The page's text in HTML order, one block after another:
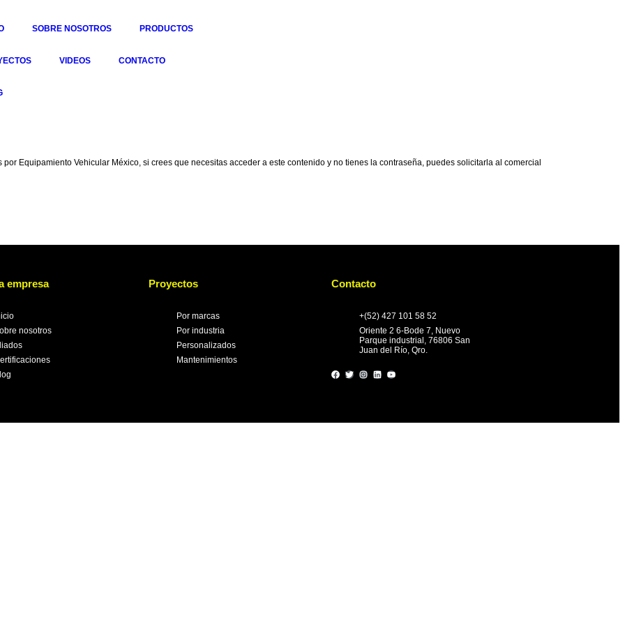
SOBRE NOSOTROS PRODUCTOS
VIDEOS CONTACTO
Equipamiento Vehicular México, si crees que necesitas acceder a este contenido y no tienes la contraseña, puedes solicitarla al comercial
empresa
nosotros
Proyectos
Por marcas
Por industria
Personalizados
Mantenimientos
Contacto
+(52) 427 101 58 52
Oriente 2 6-Bode 7, Nuevo
Parque industrial, 76806 San
Juan del Río, Qro.